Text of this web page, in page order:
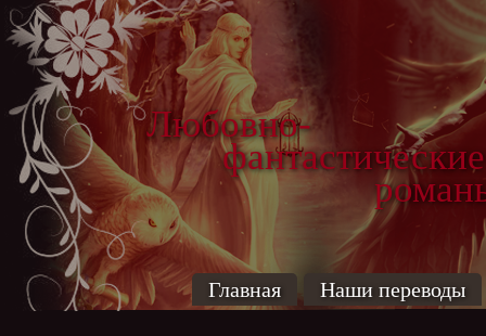
Любовно-
фантастические
Главная Наши переводы